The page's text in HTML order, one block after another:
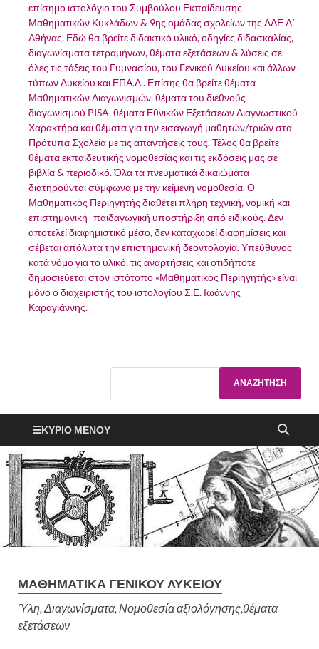
επίσημο ιστολόγιο του Συμβούλου Εκπαίδευσης
Μαθηματικών Κυκλάδων & 9ης ομάδας σχολείων της ΔΔΕ Α΄
Αθήνας. Εδώ θα βρείτε διδακτικό υλικό, οδηγίες διδασκαλίας,
διαγωνίσματα τετραμήνων, θέματα εξετάσεων & λύσεις σε
όλες τις τάξεις του Γυμνασίου, του Γενικού Λυκείου και άλλων
τύπων Λυκείου και ΕΠΑ.Λ.. Επίσης θα βρείτε θέματα
Μαθηματικών Διαγωνισμών, θέματα του διεθνούς
διαγωνισμού PISA, θέματα Εθνικών Εξετάσεων Διαγνωστικού
Χαρακτήρα και θέματα για την εισαγωγή μαθητών/τριών στα
Πρότυπα Σχολεία με τις απαντήσεις τους. Τέλος θα βρείτε
θέματα εκπαιδευτικής νομοθεσίας και τις εκδόσεις μας σε
βιβλία & περιοδικό. Όλα τα πνευματικά δικαιώματα
διατηρούνται σύμφωνα με την κείμενη νομοθεσία. Ο
Μαθηματικός Περιηγητής διαθέτει πλήρη τεχνική, νομική και
επιστημονική -παιδαγωγική υποστήριξη από ειδικούς. Δεν
αποτελεί διαφημιστικό μέσο, δεν καταχωρεί διαφημίσεις και
σέβεται απόλυτα την επιστημονική δεοντολογία. Υπεύθυνος
κατά νόμο για το υλικό, τις αναρτήσεις και οτιδήποτε
δημοσιεύεται στον ιστότοπο «Μαθηματικός Περιηγητής» είναι
μόνο ο διαχειριστής του ιστολογίου Σ.Ε. Ιωάννης
Καραγιάννης.
ΚΎΡΙΟ ΜΕΝΟΎ
ΜΑΘΗΜΑΤΙΚΆ ΓΕΝΙΚΟΎ ΛΥΚΕΊΟΥ
Ύλη, Διαγωνίσματα, Νομοθεσία αξιολόγησης,θέματα
εξετάσεων